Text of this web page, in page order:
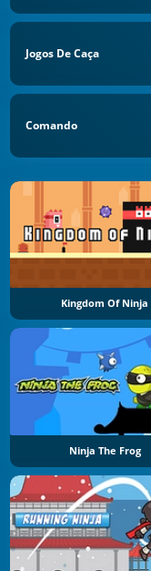
Jogos De Caça
Comando
Kingdom Of Ninja
Ninja The Frog